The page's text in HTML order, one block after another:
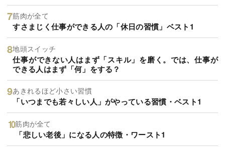
筋肉が全て
すさまじく仕事ができる人の「休日の習慣」ベスト1
地頭スイッチ
仕事ができない人はまず「スキル」を磨く。では、仕事が
できる人はまず「何」をする？
あきれるほど小さい習慣
「いつまでも若々しい人」がやっている習慣・ベスト1
筋肉が全て
「悲しい老後」になる人の特徴・ワースト1